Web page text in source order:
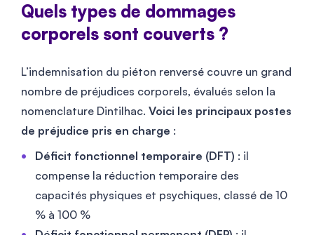
Quels types de dommages
corporels sont couverts ?
L’indemnisation du piéton renversé couvre un grand
nombre de préjudices corporels, évalués selon la
nomenclature Dintilhac. Voici les principaux postes
de préjudice pris en charge :
Déficit fonctionnel temporaire (DFT) : il
compense la réduction temporaire des
capacités physiques et psychiques, classé de 10
% à 100 %